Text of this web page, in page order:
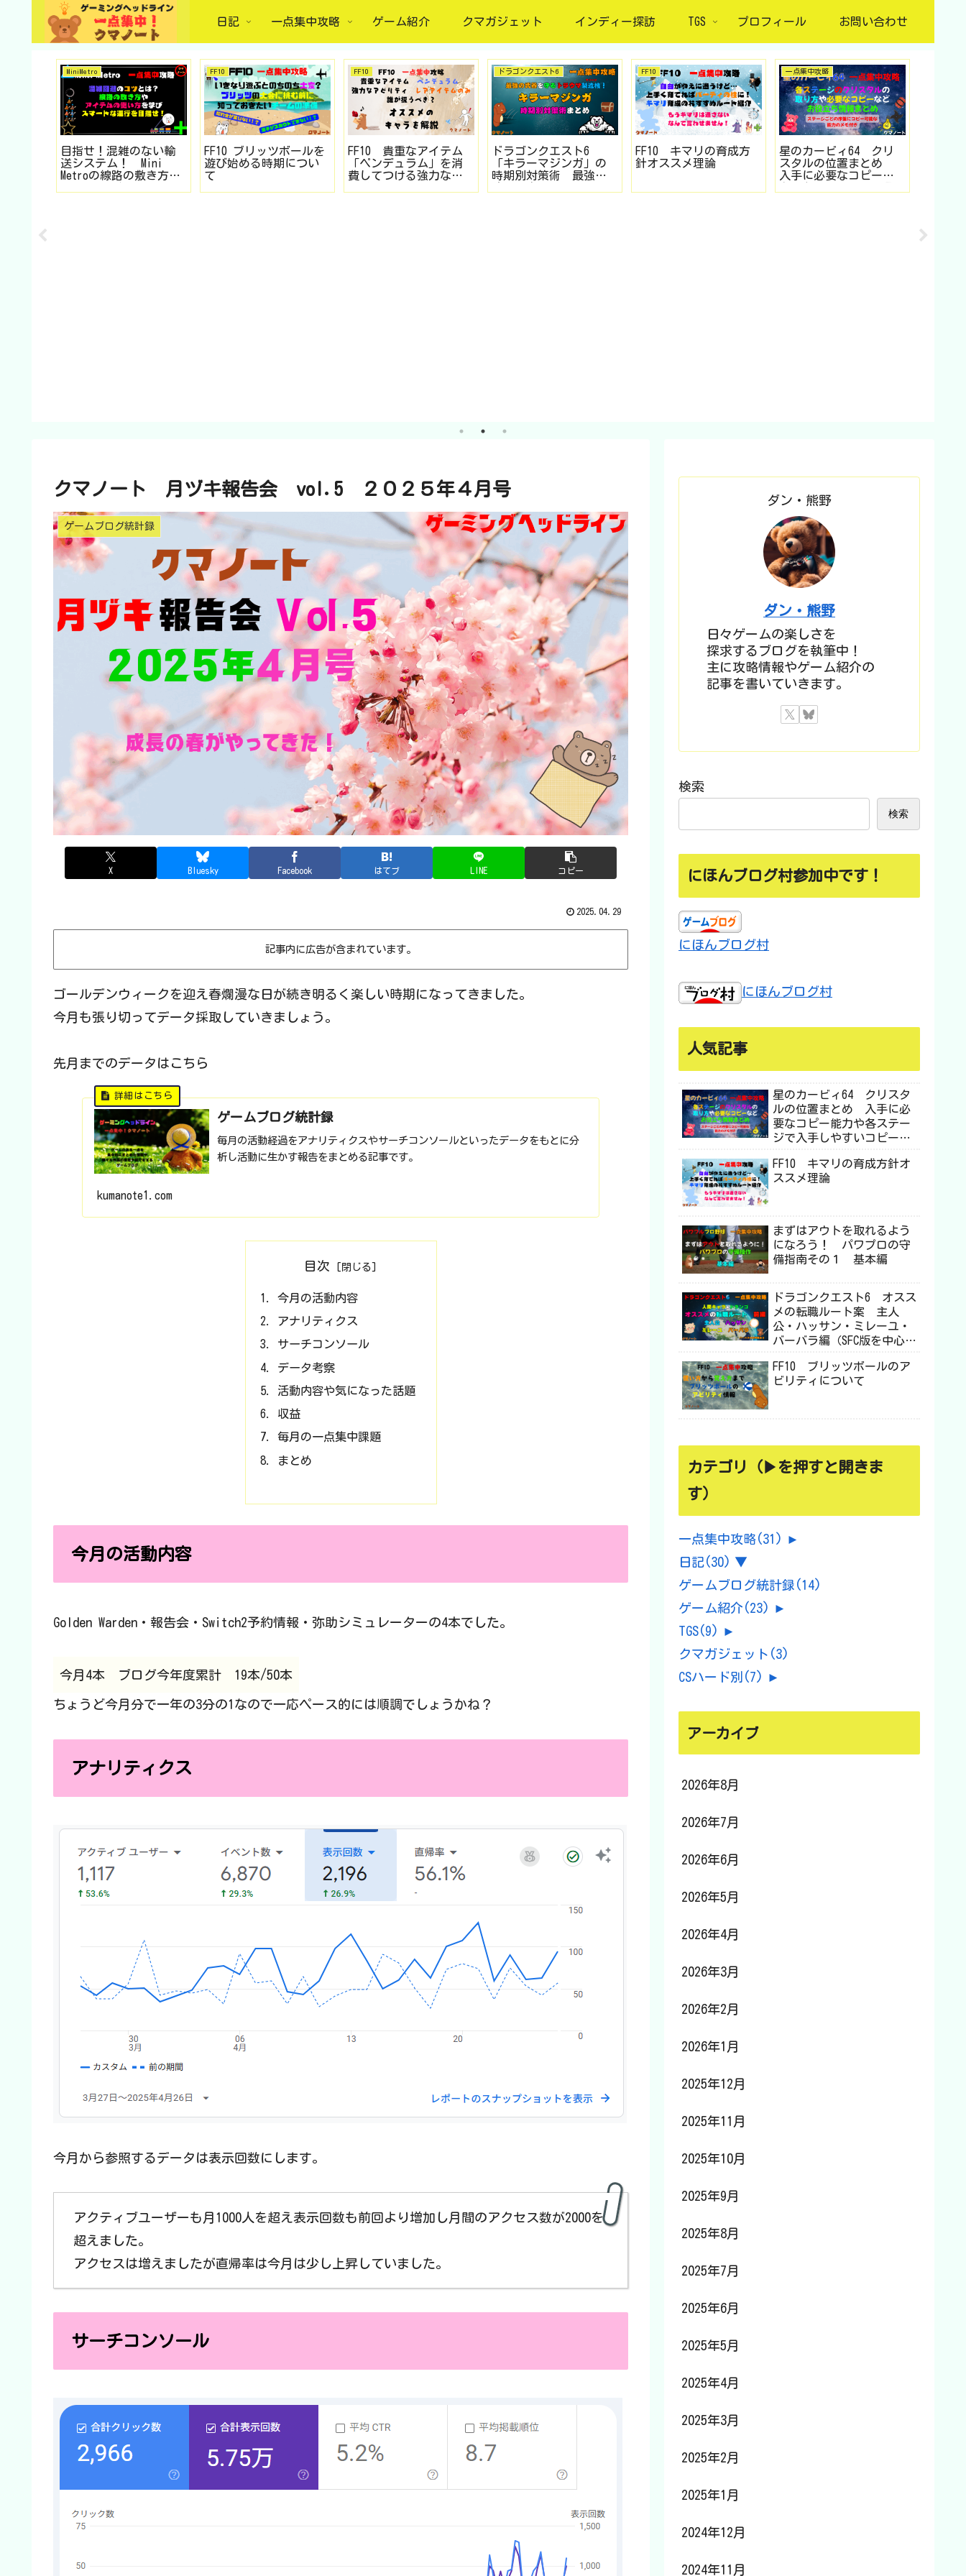
日記 一点集中攻略 ゲーム紹介 クマガジェット インディー探訪 TGS プロフィール お問い合わせ
MiniMetro
目指せ！混雑のない輸
送システム！ Mini
Metroの線路の敷き方や
FF10
FF10 ブリッツボールを
遊び始める時期につい
て
FF10
FF10 貴重なアイテム
「ペンデュラム」を消
費してつける強力なア
ドラゴンクエスト6
ドラゴンクエスト6
「キラーマジンガ」の
時期別対策術 最強の
FF10
FF10 キマリの育成方
針オススメ理論
一点集中攻略
星のカービィ64 クリ
スタルの位置まとめ
入手に必要なコピー能
クマノート 月ヅキ報告会 vol.5 ２０２５年４月号
ゲームブログ統計録
X Bluesky Facebook はてブ LINE コピー
2025.04.29
記事内に広告が含まれています。
ゴールデンウィークを迎え春爛漫な日が続き明るく楽しい時期になってきました。
今月も張り切ってデータ採取していきましょう。
先月までのデータはこちら
ゲームブログ統計録
毎月の活動経過をアナリティクスやサーチコンソールといったデータをもとに分
析し活動に生かす報告をまとめる記事です。
kumanote1.com
目次
今月の活動内容
アナリティクス
サーチコンソール
データ考察
活動内容や気になった話題
収益
毎月の一点集中課題
まとめ
今月の活動内容
Golden Warden・報告会・Switch2予約情報・弥助シミュレーターの4本でした。
今月4本 ブログ今年度累計 19本/50本
ちょうど今月分で一年の3分の1なので一応ペース的には順調でしょうかね？
アナリティクス
今月から参照するデータは表示回数にします。
アクティブユーザーも月1000人を超え表示回数も前回より増加し月間のアクセス数が2000を
超えました。
アクセスは増えましたが直帰率は今月は少し上昇していました。
サーチコンソール
ダン・熊野
ダン・熊野
日々ゲームの楽しさを
探求するブログを執筆中！
主に攻略情報やゲーム紹介の
記事を書いていきます。
検索
検索
にほんブログ村参加中です！
にほんブログ村
にほんブログ村
人気記事
星のカービィ64 クリスタ
ルの位置まとめ 入手に必
要なコピー能力や各ステー
ジで入手しやすいコピー能
FF10 キマリの育成方針オ
ススメ理論
まずはアウトを取れるよう
になろう！ パワプロの守
備指南その１ 基本編
ドラゴンクエスト6 オスス
メの転職ルート案 主人
公・ハッサン・ミレーユ・
バーバラ編（SFC版を中心に
FF10 ブリッツボールのア
ビリティについて
カテゴリ（▶を押すと開きま
す）
一点集中攻略(31)
►
日記(30) ▼
ゲームブログ統計録 (14)
ゲーム紹介 (23)
►
TGS(9)
►
クマガジェット (3)
CSハード別 (7) ►
アーカイブ
2026年8月
2026年7月
2026年6月
2026年5月
2026年4月
2026年3月
2026年2月
2026年1月
2025年12月
2025年11月
2025年10月
2025年9月
2025年8月
2025年7月
2025年6月
2025年5月
2025年4月
2025年3月
2025年2月
2025年1月
2024年12月
2024年11月